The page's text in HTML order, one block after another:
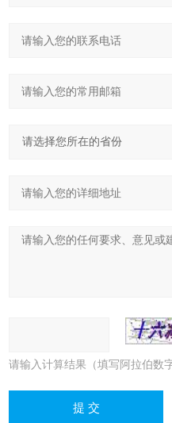
请输入计算结果（填写阿拉伯数